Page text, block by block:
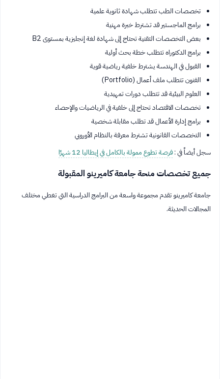
تخصصات الطب تتطلب شهادة ثانوية علمية
برامج الماجستير قد تشترط خبرة مهنية
بعض التخصصات التقنية تحتاج إلى شهادة لغة إنجليزية بمستوى B2
برامج الدكتوراه تتطلب خطة بحث أولية
القبول في الهندسة يشترط خلفية رياضية قوية
الفنون تتطلب ملف أعمال (Portfolio)
العلوم البيئية قد تتطلب دورات تمهيدية
تخصصات الاقتصاد تحتاج إلى خلفية في الرياضيات والإحصاء
برامج إدارة الأعمال قد تطلب مقابلة شخصية
التخصصات القانونية تشترط معرفة بالنظام الأوروبي
سجل أيضاً في :فرصة تطوع ممولة بالكامل في إيطاليا 12 شهرًا
جميع تخصصات منحة جامعة كاميرينو المقبولة
جامعة كاميرينو تقدم مجموعة واسعة من البرامج الدراسية التي تغطي مختلف
المجالات الحديثة.